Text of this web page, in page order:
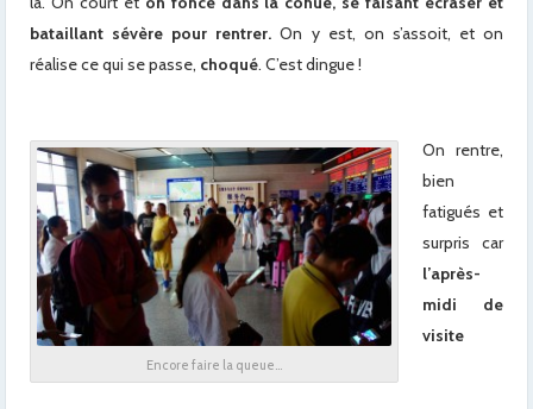
bataillant sévère pour rentrer. On y est, on s’assoit, et on
réalise ce qui se passe, choqué. C’est dingue !
Encore faire la queue…
On rentre,
bien
fatigués et
surpris car
l’après-
midi de
visite